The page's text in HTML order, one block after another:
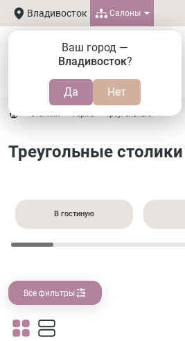
Владивосток
Ваш город —
Владивосток?
Салоны
Столики Форма Треугольные
Треугольные столики
В гостиную
Все фильтры